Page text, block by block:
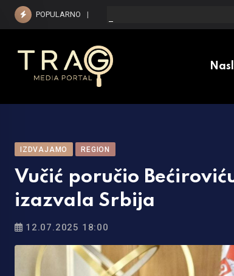
Skip
POPULARNO
IZDVAJAMO REGION
Vučić poručio
izazvala Srbija
12.07.2025 18:00